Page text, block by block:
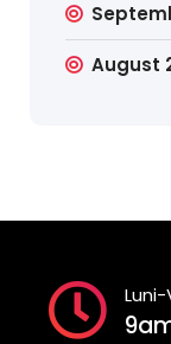
August
Luni-